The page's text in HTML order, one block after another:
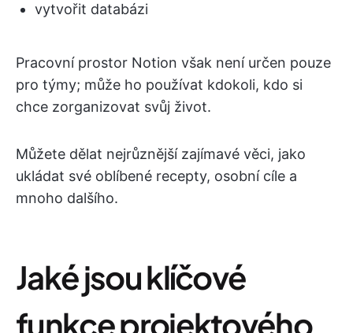
vytvořit databázi
Pracovní prostor Notion však není určen pouze
pro týmy; může ho používat kdokoli, kdo si
chce zorganizovat svůj život.
Můžete dělat nejrůznější zajímavé věci, jako
ukládat své oblíbené recepty, osobní cíle a
mnoho dalšího.
Jaké jsou klíčové
funkce projektového